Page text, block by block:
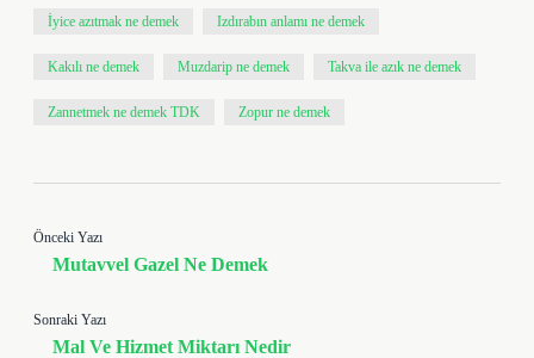
İyice azıtmak ne demek Izdırabın anlamı ne demek
Kakılı ne demek Muzdarip ne demek Takva ile azık ne demek
Zannetmek ne demek TDK Zopur ne demek
Önceki Yazı
Mutavvel Gazel Ne Demek
Sonraki Yazı
Mal Ve Hizmet Miktarı Nedir